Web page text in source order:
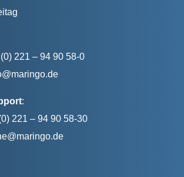
221 – 94 90 58-0
:
221 – 94 90 58-30